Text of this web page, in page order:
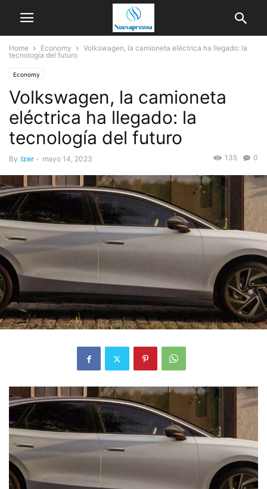
Home Economy
Volkswagen, la camioneta eléctrica ha llegado: la
tecnología del futuro
Economy
Volkswagen, la camioneta
eléctrica ha llegado: la
tecnología del futuro
By Izer - mayo 14, 2023 0
135